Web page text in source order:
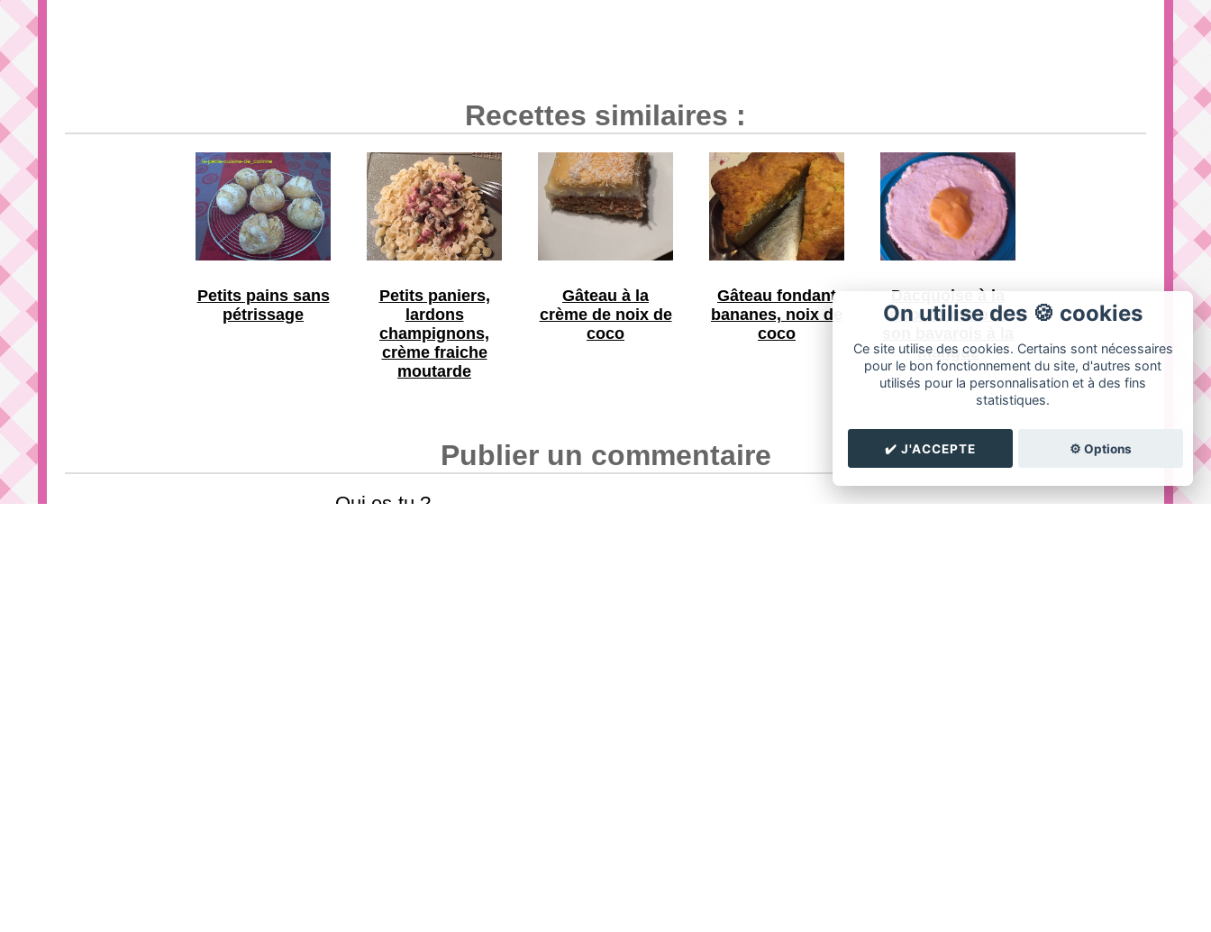
Recettes similaires :
Petits pains sans
pétrissage
Petits paniers,
lardons
champignons,
crème fraiche
moutarde
Gâteau à la
crème de noix de
coco
Gâteau fondant
bananes, noix de
coco
Dacquoise à la
noix de coco et
mangue
Publier un commentaire
Qui es-tu ?
On utilise des 🍪 cookies
Ce site utilise des cookies. Certains sont nécessaires
pour le bon fonctionnement du site, d'autres sont
utilisés pour la personnalisation et à des fins
statistiques.
✔️ J'ACCEPTE ⚙️ Options